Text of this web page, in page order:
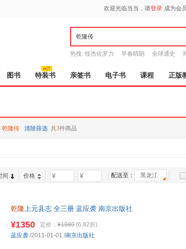
欢迎光临当当，请登录 成为会
热搜: 怪杰佐罗力 早春晴朗 全球通史
图书 特装书 亲签书 电子书 课程 正版
乾隆传 清除筛选 共3件商品
间 价格 - 配送至： 黑龙江
乾隆上元县志 全三册 蓝应袭 南京出版社
¥1350 定价： ¥1980 (6.82折)
蓝应袭 /2011-01-01 /南京出版社